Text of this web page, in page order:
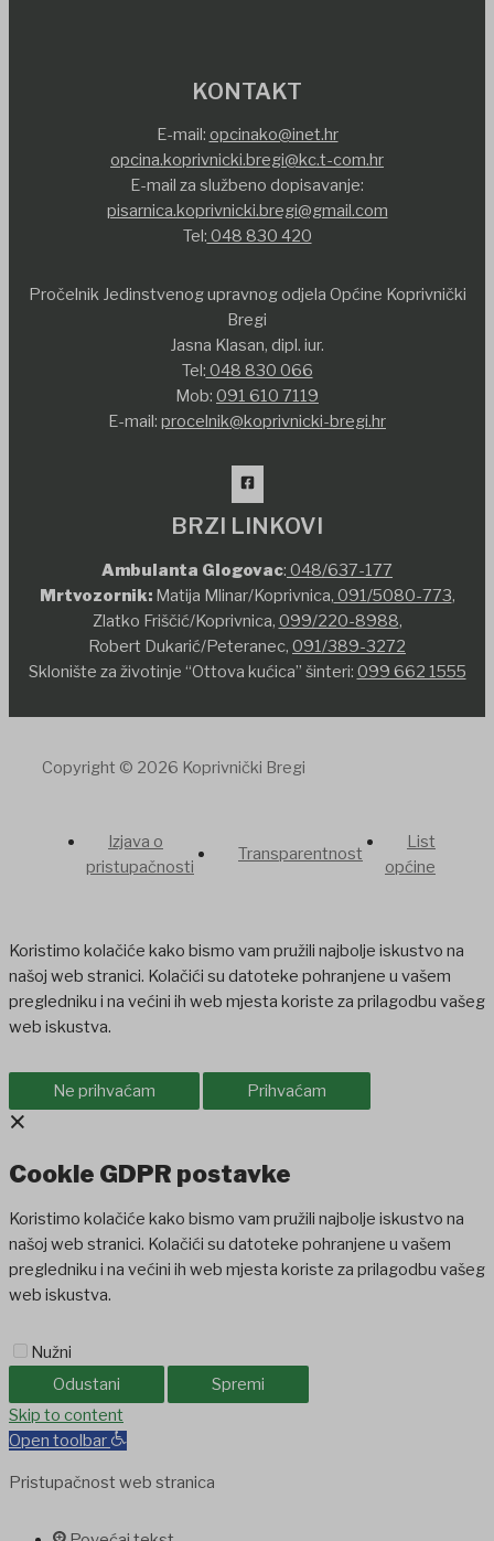
KONTAKT
E-mail: opcinako@inet.hr
opcina.koprivnicki.bregi@kc.t-com.hr
E-mail za službeno dopisavanje:
pisarnica.koprivnicki.bregi@gmail.com
Tel: 048 830 420
Pročelnik Jedinstvenog upravnog odjela Općine Koprivnički
Bregi
Jasna Klasan, dipl. iur.
Tel: 048 830 066
Mob: 091 610 7119
E-mail: procelnik@koprivnicki-bregi.hr
BRZI LINKOVI
Ambulanta Glogovac: 048/637-177
Mrtvozornik:Matija Mlinar/Koprivnica, 091/5080-773,
Zlatko Friščić/Koprivnica, 099/220-8988,
Robert Dukarić/Peteranec, 091/389-3272
Sklonište za životinje “Ottova kućica” šinteri: 099 662 1555
Copyright © 2026 Koprivnički Bregi
Izjava o
pristupačnosti
Transparentnost
List
općine
Koristimo kolačiće kako bismo vam pružili najbolje iskustvo na
našoj web stranici. Kolačići su datoteke pohranjene u vašem
pregledniku i na većini ih web mjesta koriste za prilagodbu vašeg
web iskustva.
Ne prihvaćam Prihvaćam
×
Cookie GDPR postavke
Koristimo kolačiće kako bismo vam pružili najbolje iskustvo na
našoj web stranici. Kolačići su datoteke pohranjene u vašem
pregledniku i na većini ih web mjesta koriste za prilagodbu vašeg
web iskustva.
Nužni
Odustani
Spremi
holiganbetHoliganbet
Skip to content
Open toolbar
Pristupačnost web stranica